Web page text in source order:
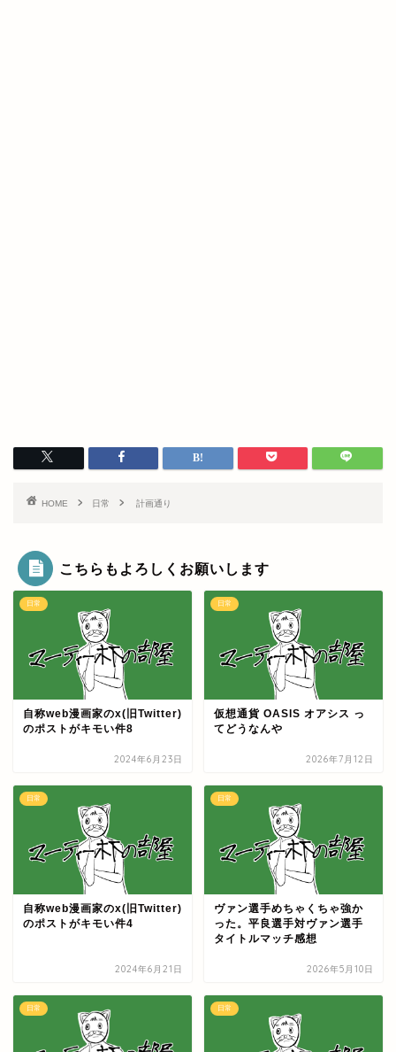
HOME 日常 計画通り
こちらもよろしくお願いします
日常
自称web漫画家のx(旧Twitter)
のポストがキモい件8
2024年6月23日
日常
仮想通貨 OASIS オアシス っ
てどうなんや
2026年7月12日
日常
自称web漫画家のx(旧Twitter)
のポストがキモい件4
2024年6月21日
日常
ヴァン選手めちゃくちゃ強か
った。平良選手対ヴァン選手
タイトルマッチ感想
2026年5月10日
日常 日常